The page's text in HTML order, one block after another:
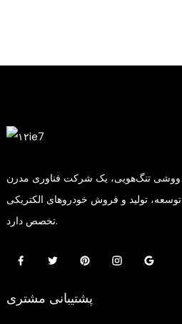
ووشی تنگ‌هویی، یک شرکت فناوری مدرن
تولید و فروش خودروهای الکتریکی
تخصص دارد.
پشتیبانی مشتری